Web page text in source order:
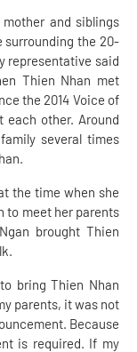
and siblings
surrounding the 20-
representative said
Thien Nhan met
the 2014 Voice of
other. Around
several times
the time when she
to meet her parents
brought Thien
bring Thien Nhan
parents, it was not
Because
is required. If my